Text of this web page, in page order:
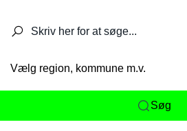
Vælg region, kommune m.v.
Søg